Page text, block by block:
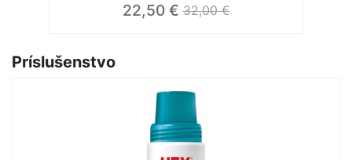
22,50 € 32,00 €
Príslušenstvo